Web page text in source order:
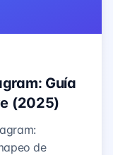
Guía
(2025)
de